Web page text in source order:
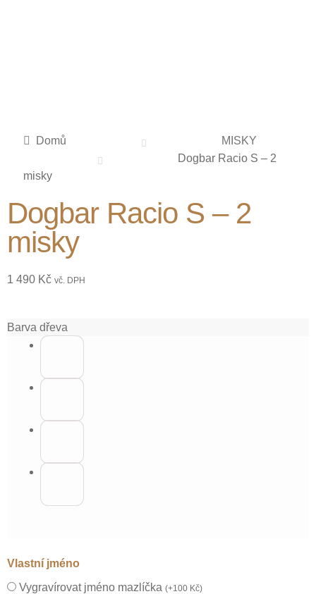
Domů
MISKY
Dogbar Racio S – 2
misky
Dogbar Racio S – 2
misky
1 490 Kč vč. DPH
Barva dřeva
Vlastní jméno
Vygravírovat jméno mazlíčka (+100 Kč)